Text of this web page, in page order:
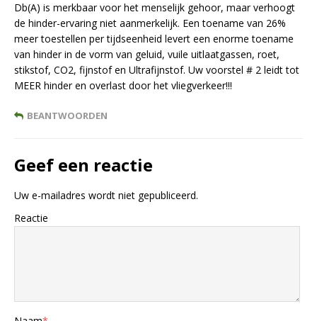
Db(A) is merkbaar voor het menselijk gehoor, maar verhoogt
de hinder-ervaring niet aanmerkelijk. Een toename van 26%
meer toestellen per tijdseenheid levert een enorme toename
van hinder in de vorm van geluid, vuile uitlaatgassen, roet,
stikstof, CO2, fijnstof en Ultrafijnstof. Uw voorstel # 2 leidt tot
MEER hinder en overlast door het vliegverkeer!!!
BEANTWOORDEN
Geef een reactie
Uw e-mailadres wordt niet gepubliceerd.
Reactie